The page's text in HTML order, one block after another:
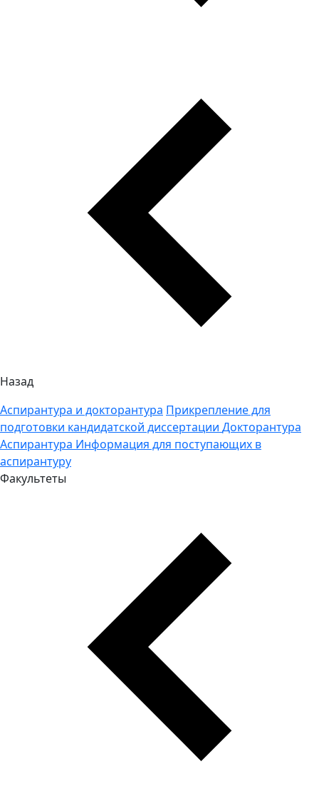
Назад
Аспирантура и докторантура Прикрепление для
подготовки кандидатской диссертации Докторантура
Аспирантура Информация для поступающих в
аспирантуру
Факультеты